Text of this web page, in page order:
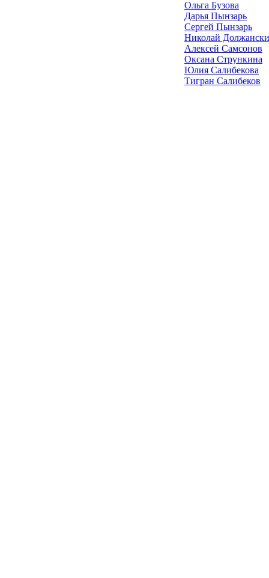
Ольга Бузова
Дарья Пынзарь
Сергей Пынзарь
Николай
Алексей Самсонов
Оксана Стрункина
Юлия Салибекова
Тигран Салибеков